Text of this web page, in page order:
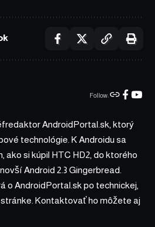
Follow:
AndroidPortal.sk, ktorý
technológie. K Androidu sa
ako si kúpil HTC HD2, do ktorého
Android 2.3 Gingerbread.
o AndroidPortal.sk po technickej,
Kontaktovať ho môžete aj